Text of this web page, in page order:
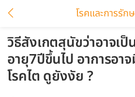
โรคและการรัก
วิธีสังเกตสุนัขว่าอาจเป็
อายุ7ปีขึ้นไป อาการอา
โรคไต ดูยังงัย ?